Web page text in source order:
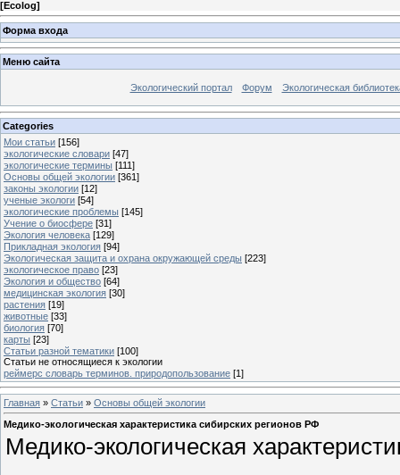
[Ecolog]
Форма входа
Меню сайта
Экологический портал Форум Экологическая
Categories
Мои статьи [156]
экологические словари [47]
экологические термины [111]
Основы общей экологии [361]
законы экологии [12]
ученые экологи [54]
экологические проблемы [145]
Учение о биосфере [31]
Экология человека [129]
Прикладная экология [94]
Экологическая защита и охрана окружающей среды [223]
экологическое право [23]
Экология и общество [64]
медицинская экология [30]
растения [19]
животные [33]
биология [70]
карты [23]
Статьи разной тематики [100]
Статьи не относящиеся к экологии
реймерс словарь терминов. природопользование [1]
Главная » Статьи » Основы общей экологии
Медико-экологическая характеристика сибирских регионов РФ
Медико-экологическая